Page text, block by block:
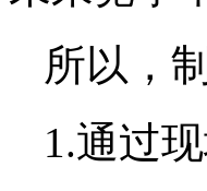
所以，
1.通过